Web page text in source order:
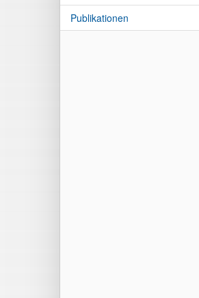
Publikationen